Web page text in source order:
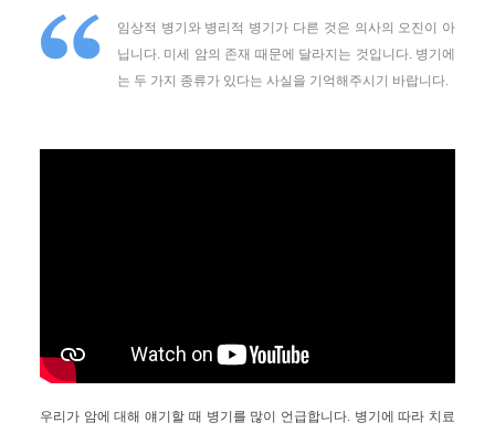
임상적 병기와 병리적 병기가 다른 것은 의사의 오진이 아
닙니다. 미세 암의 존재 때문에 달라지는 것입니다. 병기에
는 두 가지 종류가 있다는 사실을 기억해주시기 바랍니다.
우리가 암에 대해 얘기할 때 병기를 많이 언급합니다. 병기에 따라 치료